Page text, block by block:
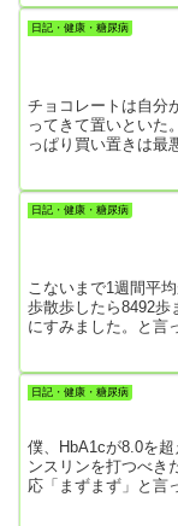
の時に糖尿病を発症
と、NHKの記事がヒ
法】そんな小倉さ
日記・健康・糖尿病
チョコレートは自分
ってきて置いといた
っぱり買い置きは最
れも美味しそうなん
やましい。結局、昨
も食べてしまった
日記・健康・糖尿病
こないまで1週間平
歩散歩したら8492歩
にすみました。と言
んとすると、散歩も
食事を作ってくれる
日記・健康・糖尿病
僕、HbA1cが8.0を
ンスリンを打つべき
応「まずまず」と言